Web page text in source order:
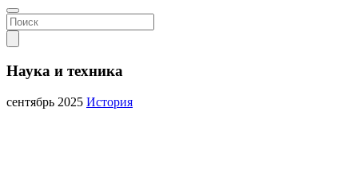
Наука и техника
сентябрь 2025 История